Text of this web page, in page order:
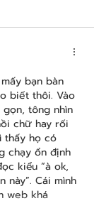
bạn bàn
biết thôi. Vào
tông nhìn
chữ hay rối
thấy họ có
chạy ổn định
kiểu “à ok,
này”. Cái mình
web khá